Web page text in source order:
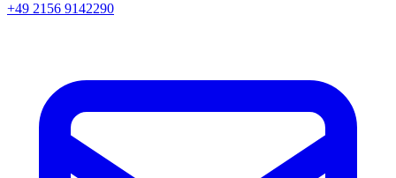
+49 2156 9142290